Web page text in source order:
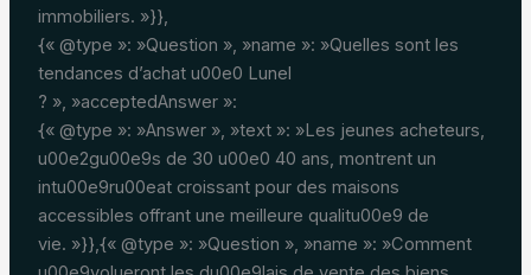
immobiliers. »}},
{« @type »: »Question », »name »: »Quelles sont les
tendances d’achat u00e0 Lunel
? », »acceptedAnswer »:
{« @type »: »Answer », »text »: »Les jeunes acheteurs,
u00e2gu00e9s de 30 u00e0 40 ans, montrent un
intu00e9ru00eat croissant pour des maisons
accessibles offrant une meilleure qualitu00e9 de
vie. »}},{« @type »: »Question », »name »: »Comment